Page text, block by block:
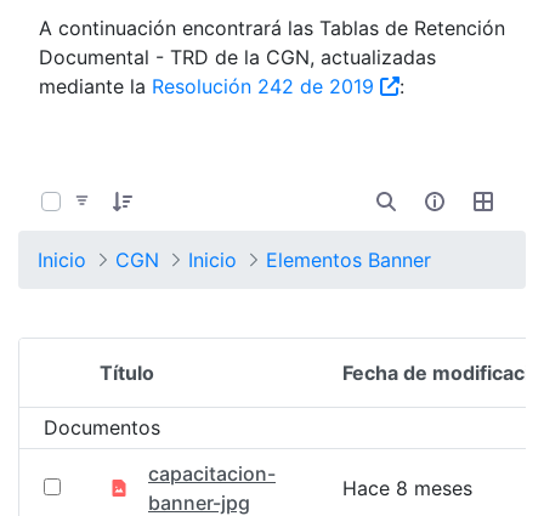
A continuación encontrará las Tablas de Retención
Documental - TRD de la CGN, actualizadas
mediante la Resolución 242 de 2019 :
Inicio CGN Inicio Elementos Banner
Selección del elemento
Título Fecha de
Documentos
capacitacion-
banner-jpg
Hace 8 meses